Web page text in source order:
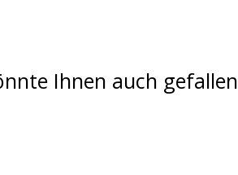
Ihnen auch gefallen